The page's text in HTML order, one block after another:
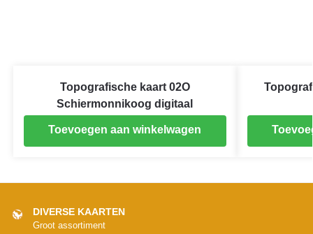
Topografische kaart 02O
Schiermonnikoog digitaal
Toevoegen aan winkelwagen
DIVERSE KAARTEN
Groot assortiment